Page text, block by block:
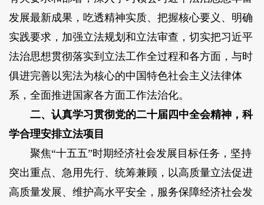
发展最新成果，吃透精神实质、把握核心要义、明确
实践要求，加强立法规划和立法审查，切实把习近平
法治思想贯彻落实到立法工作全过程和各方面，与时
俱进完善以宪法为核心的中国特色社会主义法律体
系，全面推进国家各方面工作法治化。
二、认真学习贯彻党的二十届四中全会精神，科
学合理安排立法项目
聚焦“十五五”时期经济社会发展目标任务，坚持
突出重点、急用先行、统筹兼顾，以高质量立法促进
高质量发展、维护高水平安全，服务保障经济社会发